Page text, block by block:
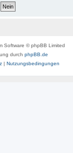
Software © phpBB Limited
durch phpBB.de
| Nutzungsbedingungen